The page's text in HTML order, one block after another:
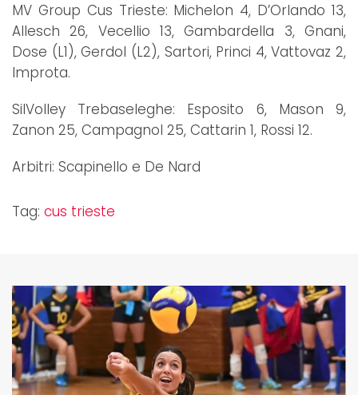
MV Group Cus Trieste: Michelon 4, D’Orlando 13,
Allesch 26, Vecellio 13, Gambardella 3, Gnani,
Dose (L1), Gerdol (L2), Sartori, Princi 4, Vattovaz 2,
Improta.
SilVolley Trebaseleghe: Esposito 6, Mason 9,
Zanon 25, Campagnol 25, Cattarin 1, Rossi 12.
Arbitri: Scapinello e De Nard
Tag: cus trieste